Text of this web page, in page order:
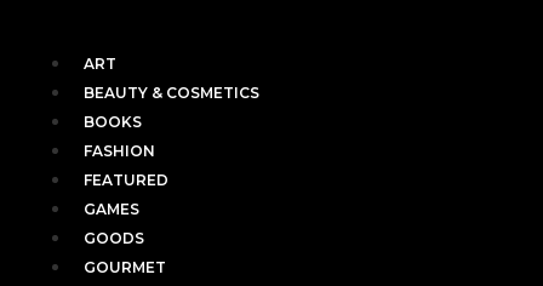
ART
BEAUTY & COSMETICS
BOOKS
FASHION
FEATURED
GAMES
GOODS
GOURMET